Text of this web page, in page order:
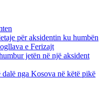
për aksidentin ku humbën
e Ferizajt
jetën në një aksident
nga Kosova në këtë pikë